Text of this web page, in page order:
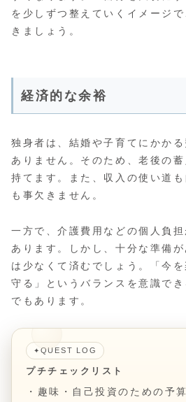
を少しずつ整えていくイメージ
きましょう。
経済的な余裕
独身者は、結婚や子育てにかか
ありません。そのため、老後の
持てます。また、収入の使い道
も事欠きません。
一方で、介護費用などの個人負
あります。しかし、十分な準備
は少なくて済むでしょう。「今
守る」というバランスを意識で
でもあります。
✦ QUEST LOG
プチチェックリスト
・趣味・自己投資のための予